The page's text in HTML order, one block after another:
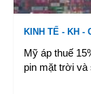
KINH TẾ - KH -
Mỹ áp thuế
pin mặt trời và